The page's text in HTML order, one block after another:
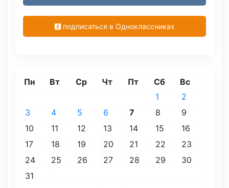
подписаться в Одноклассниках
Пн Вт Ср Чт Пт Сб Вс
1
2
3
4 5 6 7 8
9
10
11 12 13 14 15
16
17
18 19 20 21 22
23
24
25 26 27 28 29
30
31